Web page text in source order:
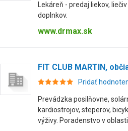
Lekáreň - predaj liekov,
doplnkov.
www.drmax.sk
FIT CLUB MARTIN,
Pridať
Prevádzka posilňovne,
kardiostrojov, steperov,
výživy. Poradenstvo v